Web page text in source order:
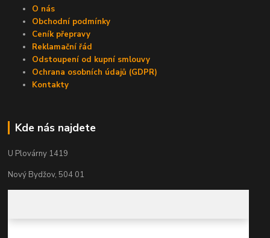
O nás
Obchodní podmínky
Ceník přepravy
Reklamační řád
Odstoupení od kupní smlouvy
Ochrana osobních údajů (GDPR)
Kontakty
Kde nás najdete
U Plovárny 1419
Nový Bydžov, 504 01